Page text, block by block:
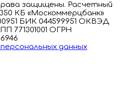
защищены. Расчетный
КБ «Москоммерцбанк»
БИК 044599951 ОКВЭД
771301001 ОГРН
данных